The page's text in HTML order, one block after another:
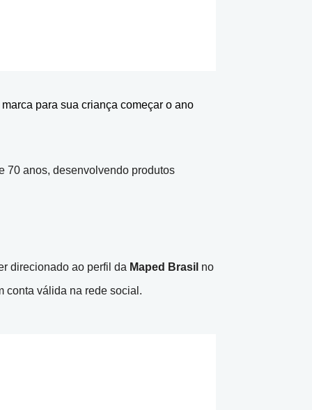
para sua criança começar o ano
70 anos, desenvolvendo produtos
direcionado ao perfil da Maped Brasil no
conta válida na rede social.